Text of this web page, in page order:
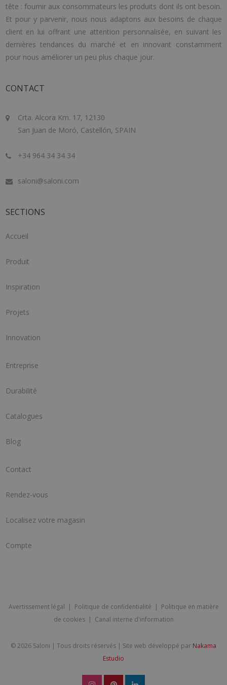
tête : fournir aux consommateurs les produits dont ils ont besoin.
Et pour y parvenir, nous nous adaptons aux besoins de chaque
client en lui offrant une attention personnalisée, en suivant les
dernières tendances du marché et en innovant constamment
pour nous améliorer un peu plus chaque jour.
CONTACT
Crta. Alcora Km. 17, 12130
San Juan de Moró, Castellón, SPAIN
+34 964 34 34 34
saloni@saloni.com
SECTIONS
Accueil
Produit
Inspiration
Projets
Innovation
Entreprise
Durabilité
Catalogues
Blog
Contact
Rendez-vous
Localisez votre magasin
Compte
Avertissement légal | Politique de confidentialité | Politique en matière
de cookies| Canal interne d'information
©2026 Saloni | Tous droits réservés | Site web développé par Nakama
Estudio